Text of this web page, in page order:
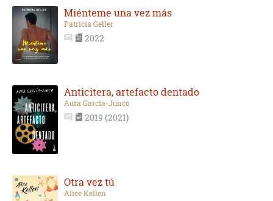
Miénteme una vez más
Patricia Geller
2022
Anticitera, artefacto dentado
Aura García-Junco
2019 (2021)
Otra vez tú
Alice Kellen